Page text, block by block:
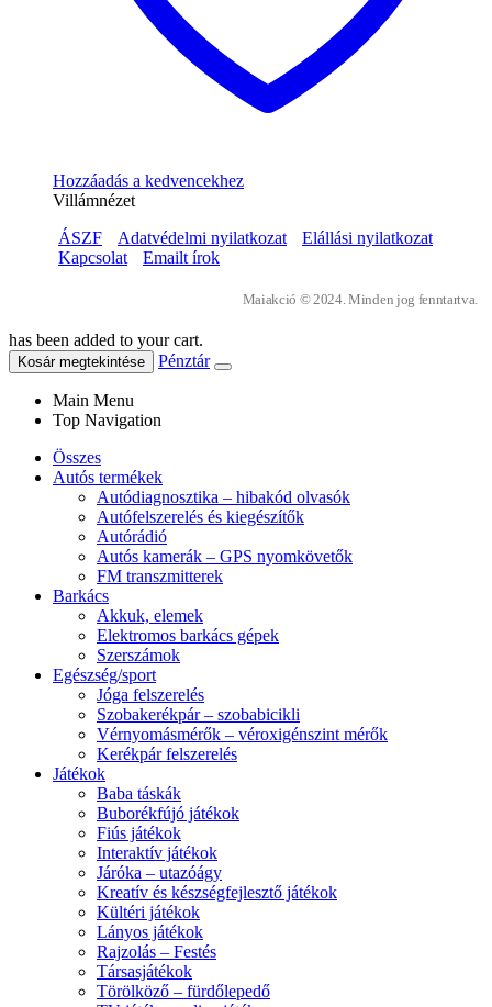
Hozzáadás a kedvencekhez
Villámnézet
ÁSZF
Adatvédelmi nyilatkozat
Elállási nyilatkozat
Kapcsolat
Emailt írok
Maiakció © 2024. Minden jog fenntartva.
has been added to your cart.
Kosár megtekintése Pénztár
Main Menu
Top Navigation
Összes
Autós termékek
Autódiagnosztika – hibakód olvasók
Autófelszerelés és kiegészítők
Autórádió
Autós kamerák – GPS nyomkövetők
FM transzmitterek
Barkács
Akkuk, elemek
Elektromos barkács gépek
Szerszámok
Egészség/sport
Jóga felszerelés
Szobakerékpár – szobabicikli
Vérnyomásmérők – véroxigénszint mérők
Kerékpár felszerelés
Játékok
Baba táskák
Buborékfújó játékok
Fiús játékok
Interaktív játékok
Járóka – utazóágy
Kreatív és készségfejlesztő játékok
Kültéri játékok
Lányos játékok
Rajzolás – Festés
Társasjátékok
Törölköző – fürdőlepedő